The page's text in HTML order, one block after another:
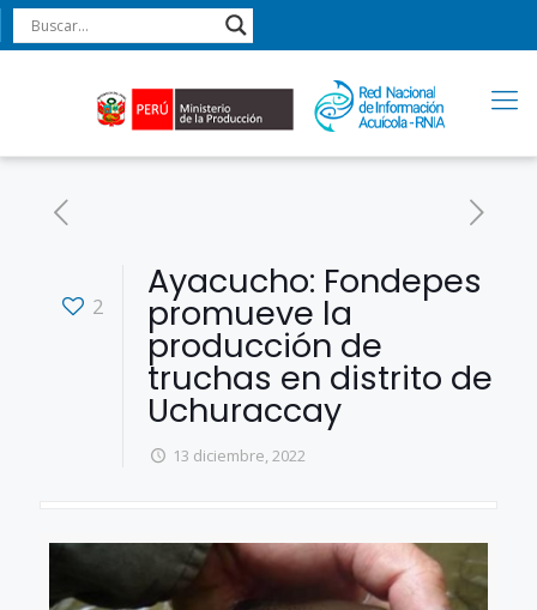
2
Ayacucho: Fondepes
promueve la
producción de
truchas en distrito de
Uchuraccay
13 diciembre, 2022